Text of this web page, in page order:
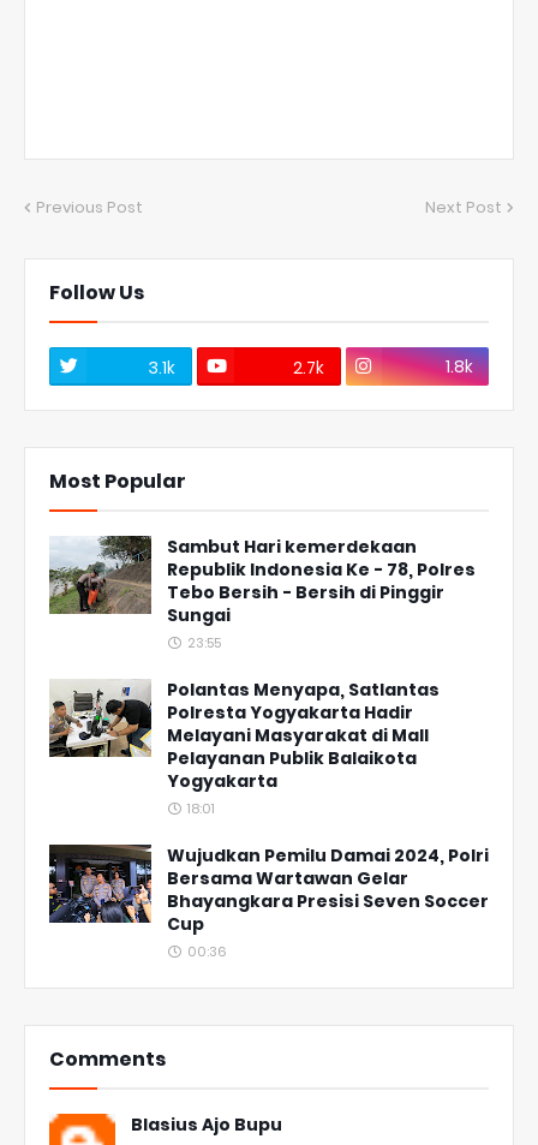
Previous Post Next Post
Follow Us
3.1k 2.7k 1.8k
Most Popular
Sambut Hari kemerdekaan
Republik Indonesia Ke - 78, Polres
Tebo Bersih - Bersih di Pinggir
Sungai
23:55
Polantas Menyapa, Satlantas
Polresta Yogyakarta Hadir
Melayani Masyarakat di Mall
Pelayanan Publik Balaikota
Yogyakarta
18:01
Wujudkan Pemilu Damai 2024, Polri
Bersama Wartawan Gelar
Bhayangkara Presisi Seven Soccer
Cup
00:36
Comments
Blasius Ajo Bupu